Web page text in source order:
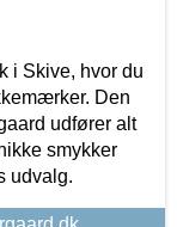
i Skive, hvor du
Den
udfører alt
smykker
udvalg.